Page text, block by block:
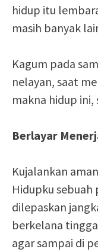
hidup itu
masih banyak
Kagum pada
nelayan, saat
makna hidup ini,
Berlayar
Kujalankan
Hidupku sebuah
dilepaskan
berkelana
agar sampai di